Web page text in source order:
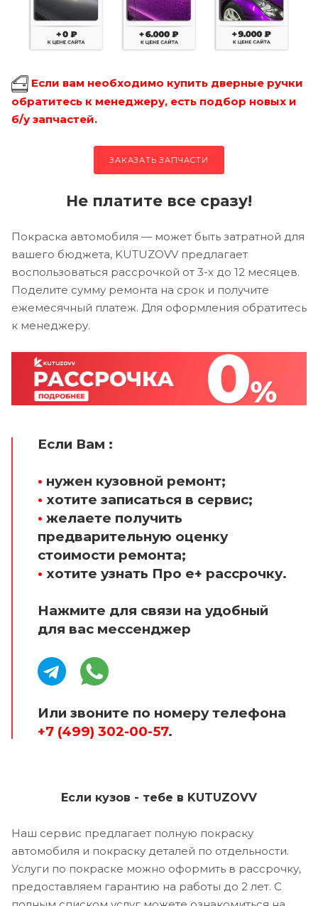
Если вам необходимо купить дверные ручки
обратитесь к менеджеру, есть подбор новых и
б/у запчастей.
ЗАКАЗАТЬ ЗАПЧАСТИ
Не платите все сразу!
Покраска автомобиля — может быть затратной для
вашего бюджета, KUTUZOVV предлагает
воспользоваться рассрочкой от 3-х до 12 месяцев.
Поделите сумму ремонта на срок и получите
ежемесячный платеж. Для оформления обратитесь
к менеджеру.
Если Вам :
• нужен кузовной ремонт;
• хотите записаться в сервис;
• желаете получить
предварительную оценку
стоимости ремонта;
• хотите узнать Про е+ рассрочку.
Нажмите для связи на удобный
для вас мессенджер
Или звоните по номеру телефона
+7 (499) 302-00-57.
Если кузов - тебе в KUTUZOVV
Наш сервис предлагает полную покраску
автомобиля и покраску деталей по отдельности.
Услуги по покраске можно оформить в рассрочку,
предоставляем гарантию на работы до 2 лет. С